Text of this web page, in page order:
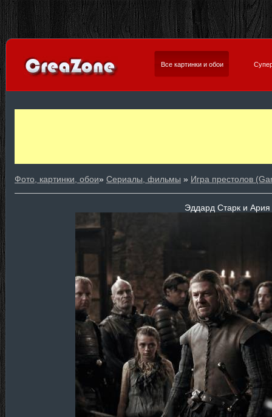
Все картинки и обои
Фото, картинки, обои» Сериалы, фильмы » Игра престолов
Эддард Старк и Ария